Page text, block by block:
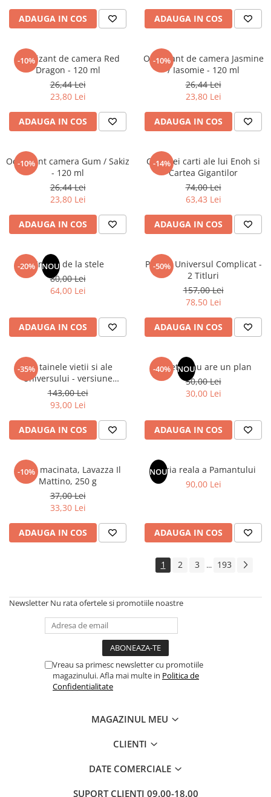
Povesti - Basme - Legende
Realitatea Augmentata
Religie pentru copii
ScienceConnection
ADAUGA IN COS ADAUGA IN COS
-10%
Odorizant de camera Red
Dragon - 120 ml
26,44 Lei
23,80 Lei
ADAUGA IN COS
-10%
Odorizant de camera Jasmine
/ Iasomie - 120 ml
26,44 Lei
23,80 Lei
ADAUGA IN COS
-10%
Odorizant camera Gum / Sakiz
- 120 ml
26,44 Lei
23,80 Lei
ADAUGA IN COS
-14%
Cele trei carti ale lui Enoh si
Cartea Gigantilor
74,00 Lei
63,43 Lei
ADAUGA IN COS
-20% NOU
Un dar de la stele
80,00 Lei
64,00 Lei
ADAUGA IN COS
-50%
Pachet Universul Complicat -
2 Titluri
157,00 Lei
78,50 Lei
ADAUGA IN COS
-35%
Din tainele vietii si ale
Universului - versiune
originala din 1939. Volumele I-
III.
143,00 Lei
93,00 Lei
ADAUGA IN COS
-40% NOU
Sufletul tau are un plan
50,00 Lei
30,00 Lei
ADAUGA IN COS
-10%
Cafea macinata, Lavazza Il
Mattino, 250 g
37,00 Lei
33,30 Lei
ADAUGA IN COS
NOU
Istoria reala a Pamantului
90,00 Lei
ADAUGA IN COS
1 2 3 ... 193
Newsletter Nu rata ofertele si promotiile noastre
Vreau sa primesc newsletter cu promotiile
magazinului. Afla mai multe in Politica de
Confidentialitate
MAGAZINUL MEU
CLIENTI
DATE COMERCIALE
SUPORT CLIENTI 09.00-18.00